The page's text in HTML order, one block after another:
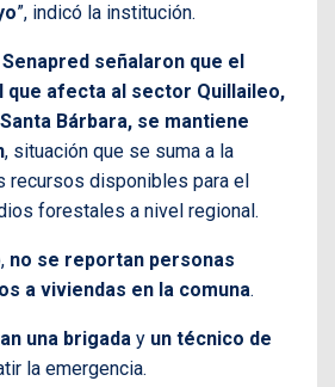
”, indicó la institución.
señalaron que el
afecta al sector Quillaileo,
Bárbara, se mantiene
, situación que se suma a la
recursos disponibles para el
forestales a nivel regional.
no se reportan personas
a viviendas en la comuna.
una brigada y un técnico de
la emergencia.